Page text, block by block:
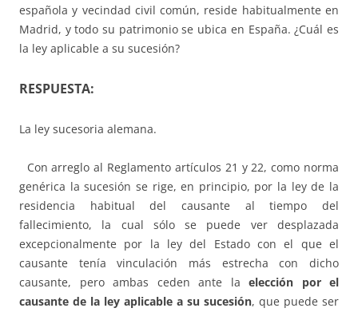
española y vecindad civil común, reside habitualmente en
Madrid, y todo su patrimonio se ubica en España. ¿Cuál es
la ley aplicable a su sucesión?
RESPUESTA:
La ley sucesoria alemana.
Con arreglo al Reglamento artículos 21 y 22, como norma
genérica la sucesión se rige, en principio, por la ley de la
residencia habitual del causante al tiempo del
fallecimiento, la cual sólo se puede ver desplazada
excepcionalmente por la ley del Estado con el que el
causante tenía vinculación más estrecha con dicho
causante, pero ambas ceden ante la elección por el
causante de la ley aplicable a su sucesión, que puede ser